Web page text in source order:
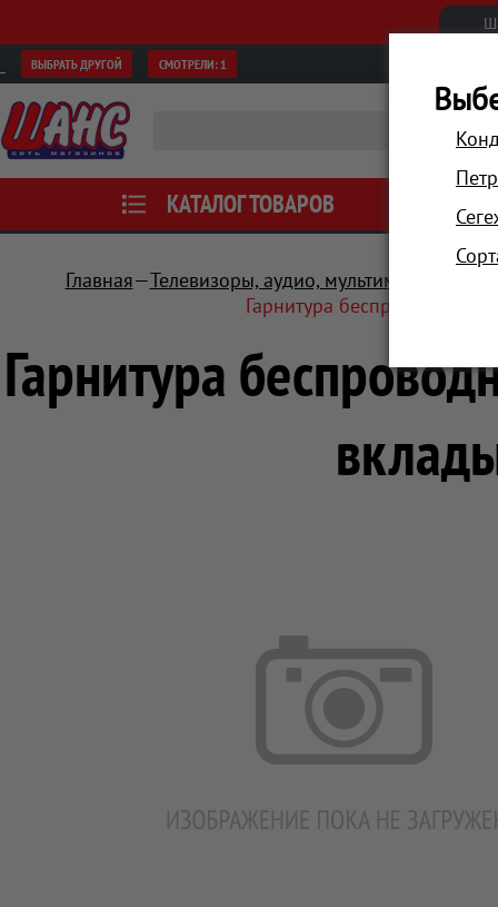
ВЫБРАТЬ ДРУГОЙ СМОТРЕЛИ: 1
КАТАЛОГ ТОВАРОВ АКЦИИ
Главная Телевизоры, аудио, мультимедиа
Гарнитура беспроводная
Гарнитура